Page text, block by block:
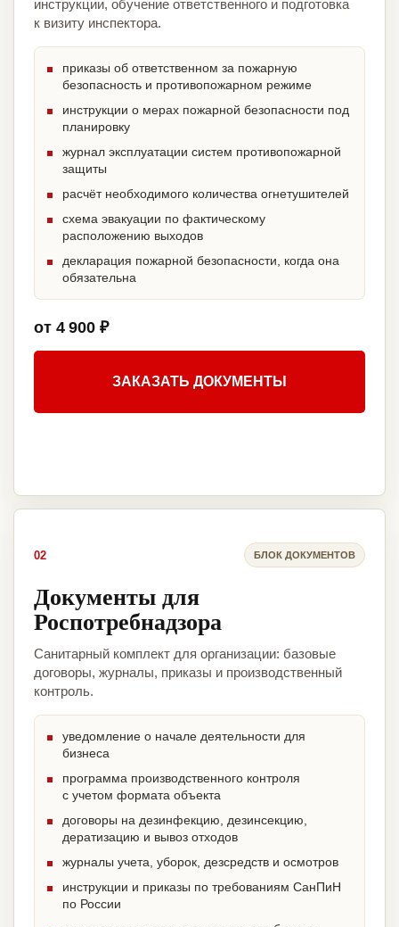
инструкции, обучение ответственного и подготовка
к визиту инспектора.
приказы об ответственном за пожарную
безопасность и противопожарном режиме
инструкции о мерах пожарной безопасности под
планировку
журнал эксплуатации систем противопожарной
защиты
расчёт необходимого количества огнетушителей
схема эвакуации по фактическому
расположению выходов
декларация пожарной безопасности, когда она
обязательна
от 4 900 ₽
ЗАКАЗАТЬ ДОКУМЕНТЫ
02 БЛОК ДОКУМЕНТОВ
Документы для
Роспотребнадзора
Санитарный комплект для организации: базовые
договоры, журналы, приказы и производственный
контроль.
уведомление о начале деятельности для
бизнеса
программа производственного контроля
с учетом формата объекта
договоры на дезинфекцию, дезинсекцию,
дератизацию и вывоз отходов
журналы учета, уборок, дезсредств и осмотров
инструкции и приказы по требованиям СанПиН
по России